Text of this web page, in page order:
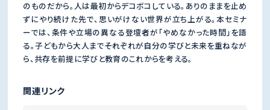
のものだから。人は最初からデコボコしている。ありのままを止め
ずにやり続けた先で、思いがけない世界が立ち上がる。本セミナ
ーでは、条件や立場の異なる登壇者が「やめなかった時間」を語
る。子どもから大人まで――それぞれが自分の学びと未来を重ねなが
ら、共存を前提に学びと教育のこれからを考える。
関連リンク